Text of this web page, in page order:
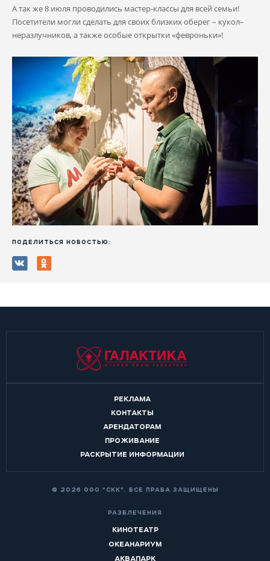
А так же 8 июля проводились мастер-классы для всей семьи!
Посетители могли сделать для своих близких оберег – кукол–
неразлучников, а также особые открытки «февроньки»!
ПОДЕЛИТЬСЯ НОВОСТЬЮ:
РЕКЛАМА
КОНТАКТЫ
АРЕНДАТОРАМ
ПРОЖИВАНИЕ
РАСКРЫТИЕ ИНФОРМАЦИИ
© 2026 ООО "СКК". ВСЕ ПРАВА ЗАЩИЩЕНЫ
РАЗВЛЕЧЕНИЯ
КИНОТЕАТР
ОКЕАНАРИУМ
АКВАПАРК